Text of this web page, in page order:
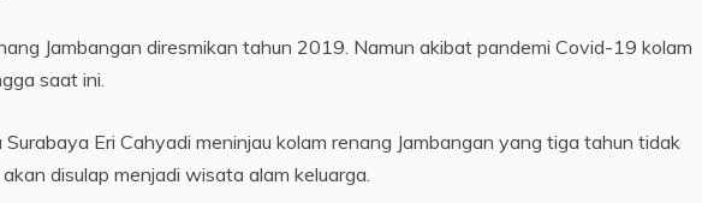
Jambangan diresmikan tahun 2019. Namun akibat pandemi Covid-19 kolam
saat ini.
Eri Cahyadi meninjau kolam renang Jambangan yang tiga tahun tidak
disulap menjadi wisata alam keluarga.